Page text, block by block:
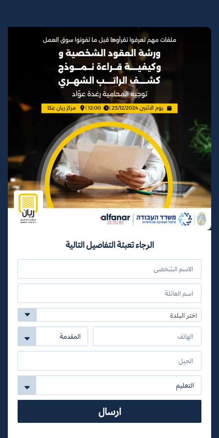
الرجاء تعبئة التفاصيل التالية
اختر البلدة
ارسال